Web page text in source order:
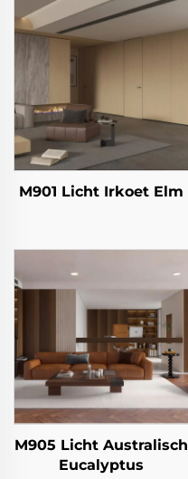
M901 Licht Irkoet Elm
M905 Licht Australisch
Eucalyptus